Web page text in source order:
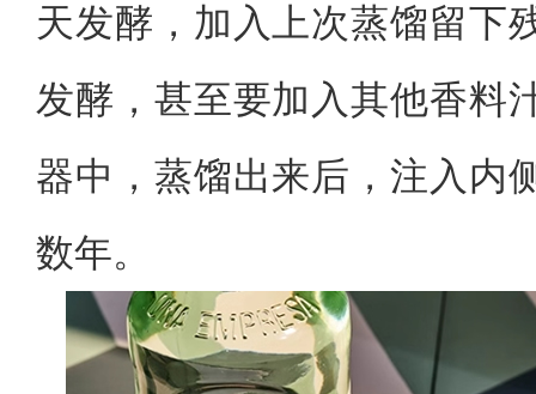
天发酵，加入上次蒸馏留下
发酵，甚至要加入其他香料
器中，蒸馏出来后，注入内
数年。